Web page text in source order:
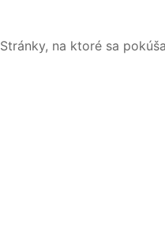
Stránky, na ktoré sa